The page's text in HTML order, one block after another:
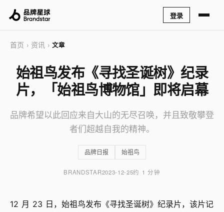
登录
首页 › 资讯 › 文章
始祖鸟发布《寻找圣诞树》纪录
片，「始祖鸟博物馆」即将启幕
品牌希望以此回应来自大山的无尽召唤，并且致敬攀登
者们超越自我的精神。
品牌日报 始祖鸟
BRANDSTAR2023-12-25约 1 分钟
12 月 23 日，始祖鸟发布《寻找圣诞树》纪录片，该片记